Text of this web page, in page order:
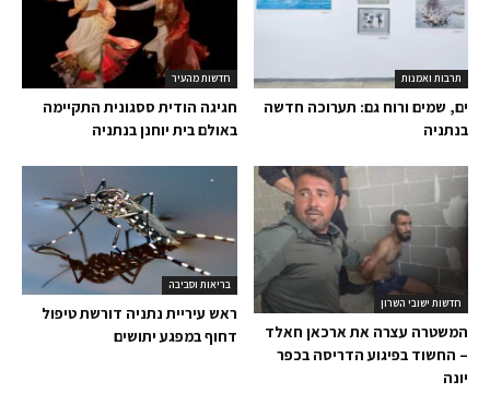
חדשות מהעיר
חגיגה הודית ססגונית התקיימה
באולם בית יוחנן בנתניה
תרבות ואמנות
ים, שמים ורוח גם: תערוכה חדשה
בנתניה
בריאות וסביבה
ראש עיריית נתניה דורשת טיפול
דחוף במפגע יתושים
חדשות ישובי השרון
המשטרה עצרה את ארכאן חאלד
– החשוד בפיגוע הדריסה בכפר
יונה